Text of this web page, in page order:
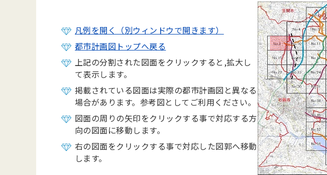
凡例を開く（別ウィンドウで開きます）
都市計画図トップへ戻る
上記の分割された図面をクリックすると,拡大し
て表示します。
掲載されている図面は実際の都市計画図と異なる
場合があります。参考図としてご利用ください。
図面の周りの矢印をクリックする事で対応する方
向の図面に移動します。
右の図面をクリックする事で対応した図郭へ移動
します。